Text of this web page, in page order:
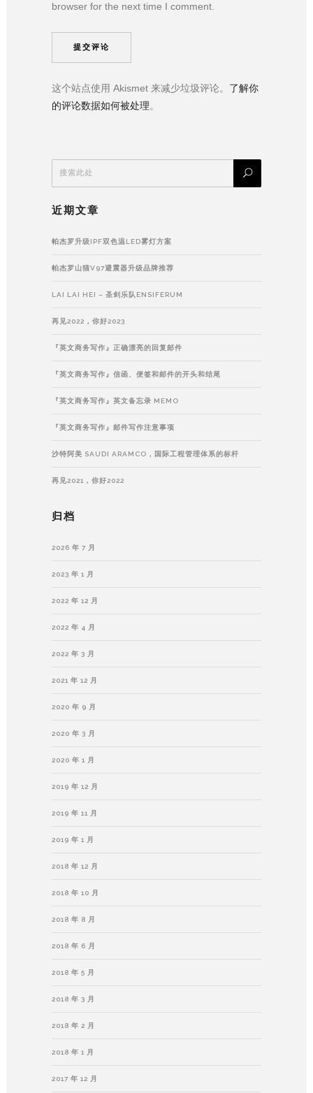
browser for the next time I comment.
这个站点使用 Akismet 来减少垃圾评论。 了解你
的评论数据如何被处理。
近期文章
帕杰罗升级IPF双色温LED雾灯方案
帕杰罗山猫V97避震器升级品牌推荐
LAI LAI HEI – 圣剑乐队ENSIFERUM
再见2022，你好2023
『英文商务写作』正确漂亮的回复邮件
『英文商务写作』信函、便签和邮件的开头和结尾
『英文商务写作』英文备忘录 MEMO
『英文商务写作』邮件写作注意事项
沙特阿美 SAUDI ARAMCO，国际工程管理体系的标杆
再见2021，你好2022
归档
2026 年 7 月
2023 年 1 月
2022 年 12 月
2022 年 4 月
2022 年 3 月
2021 年 12 月
2020 年 9 月
2020 年 3 月
2020 年 1 月
2019 年 12 月
2019 年 11 月
2019 年 1 月
2018 年 12 月
2018 年 10 月
2018 年 8 月
2018 年 6 月
2018 年 5 月
2018 年 3 月
2018 年 2 月
2018 年 1 月
2017 年 12 月